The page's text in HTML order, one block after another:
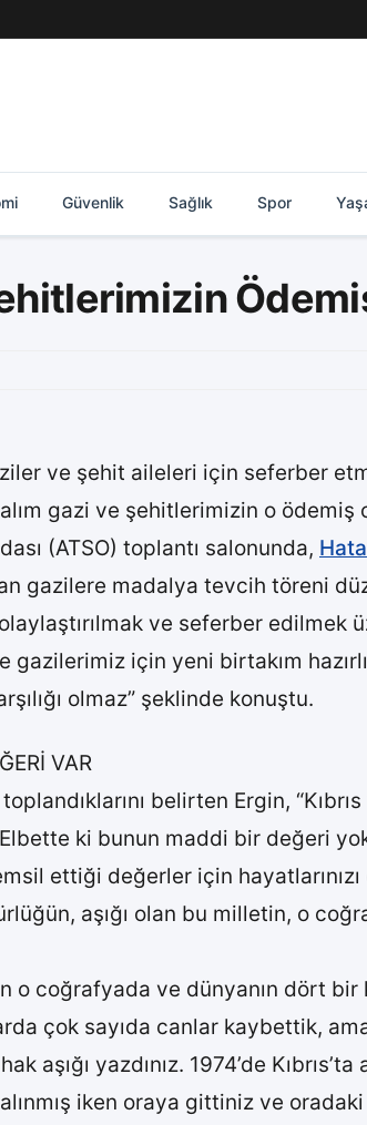
Güvenlik Sağlık Spor
ve şehit aileleri için seferber
gazi ve şehitlerimizin o ödemiş
(ATSO) toplantı salonunda,
gazilere madalya tevcih töreni
ve seferber edilmek
gazilerimiz için yeni birtakım
olmaz” şeklinde konuştu.
VAR
belirten Ergin,
ki bunun maddi bir değeri
ettiği değerler için
aşığı olan bu milletin, o
o coğrafyada ve dünyanın dört
çok sayıda canlar kaybettik,
aşığı yazdınız. 1974’de
iken oraya gittiniz ve oradaki